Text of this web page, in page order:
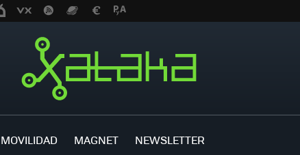
MOVILIDAD MAGNET NEWSLETTER